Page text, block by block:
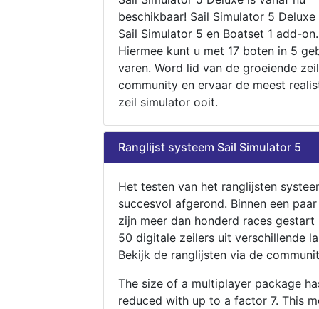
beschikbaar! Sail Simulator 5
Sail Simulator 5 en Boatset 1 add-on.
Hiermee kunt u met 17 boten in 5
varen. Word lid van de groeiende zeil
community en ervaar de meest
zeil simulator ooit.
Ranglijst systeem Sail Simulator 5
Het testen van het ranglijsten
succesvol afgerond. Binnen een
zijn meer dan honderd races gestart
50 digitale zeilers uit verschillende
Bekijk de ranglijsten via de
The size of a multiplayer package
reduced with up to a factor 7. This